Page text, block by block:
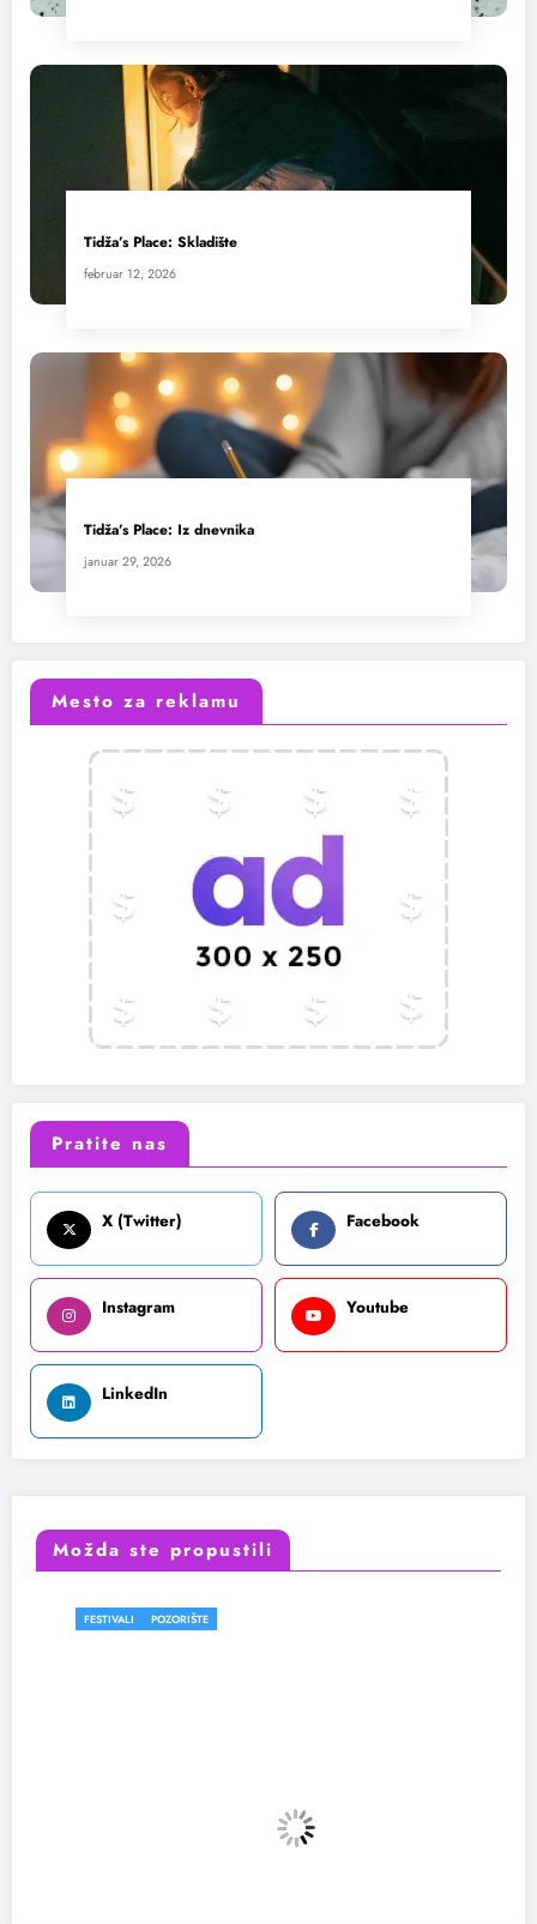
Tidža’s Place: Skladište
februar 12, 2026
Tidža’s Place: Iz dnevnika
januar 29, 2026
Mesto za reklamu
Pratite nas
X (Twitter) Facebook
Instagram Youtube
LinkedIn
Možda ste propustili
FESTIVALI POZORIŠTE